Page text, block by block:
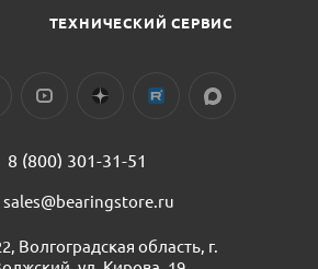
ТЕХНИЧЕСКИЙ СЕРВИС
8 (800) 301-31-51
sales@bearingstore.ru
Волгоградская область, г.